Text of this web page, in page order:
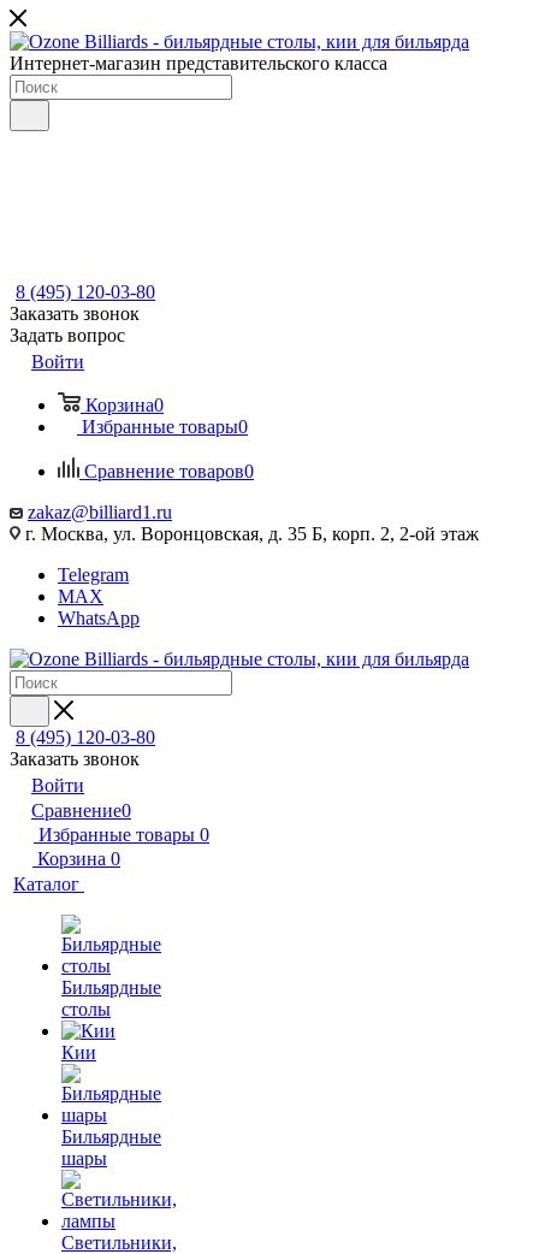
Интернет-магазин представительского класса
8 (495) 120-03-80
Заказать звонок
Задать вопрос
Войти
Корзина0
Избранные товары0
Сравнение товаров0
zakaz@billiard1.ru
г. Москва, ул. Воронцовская, д. 35 Б, корп. 2, 2-ой этаж
Telegram
MAX
WhatsApp
8 (495) 120-03-80
Заказать звонок
Войти
Сравнение0
Избранные товары 0
Корзина 0
Каталог
Бильярдные
столы
Кии
Бильярдные
шары
Светильники,